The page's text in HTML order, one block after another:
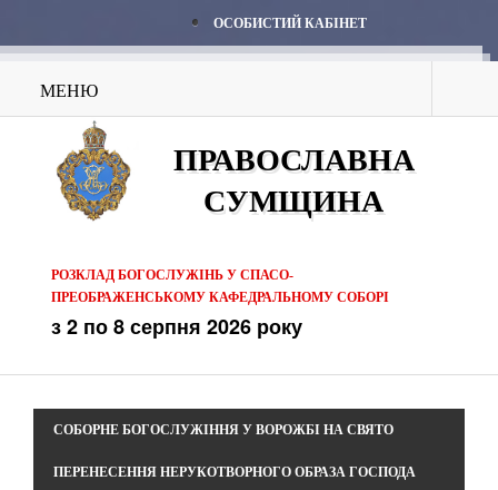
ОСОБИСТИЙ КАБІНЕТ
МЕНЮ
ПРАВОСЛАВНА
СУМЩИНА
РОЗКЛАД БОГОСЛУЖІНЬ У СПАСО-
ПРЕОБРАЖЕНСЬКОМУ КАФЕДРАЛЬНОМУ СОБОРІ
з 2 по 8 серпня 2026 року
СОБОРНЕ БОГОСЛУЖІННЯ У ВОРОЖБІ НА СВЯТО
ПЕРЕНЕСЕННЯ НЕРУКОТВОРНОГО ОБРАЗА ГОСПОДА